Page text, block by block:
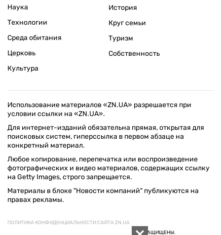
Наука
Технологии
Среда обитания
Церковь
Культура
История
Круг семьи
Туризм
Собственность
Использование материалов «ZN.UA» разрешается при
условии ссылки на «ZN.UA».
Для интернет-изданий обязательна прямая, открытая для
поисковых систем, гиперссылка в первом абзаце на
конкретный материал.
Любое копирование, перепечатка или воспроизведение
фотографических и видео материалов, содержащих ссылку
на Getty Images, строго запрещается.
Материалы в блоке "Новости компаний" публикуются на
правах рекламы.
ПОЛИТИКА КОНФИДЕНЦИАЛЬНОСТИ САЙТА ZN.UA
© 1994–2026 «ЗЕРКАЛО НЕДЕЛИ. УКРАИНА». ВСЕ ПРАВА ЗАЩИЩЕНЫ.